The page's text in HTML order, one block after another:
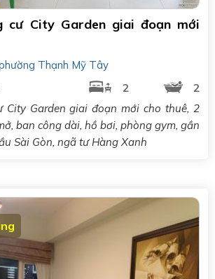
cư City Garden giai đoạn mới
Thạnh Mỹ Tây
2
2
City Garden giai đoạn mới cho thuê, 2
ban công dài, hồ bơi, phòng gym, gần
Sài Gòn, ngã tư Hàng Xanh